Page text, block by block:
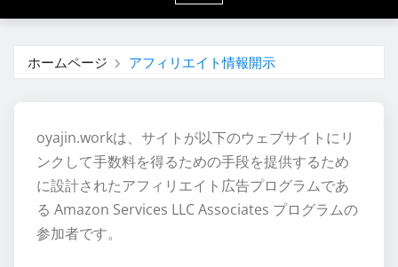
ホームページ アフィリエイト情報開示
oyajin.workは、サイトが以下のウェブサイトにリ
ンクして手数料を得るための手段を提供するため
に設計されたアフィリエイト広告プログラムであ
る Amazon Services LLC Associates プログラムの
参加者です。